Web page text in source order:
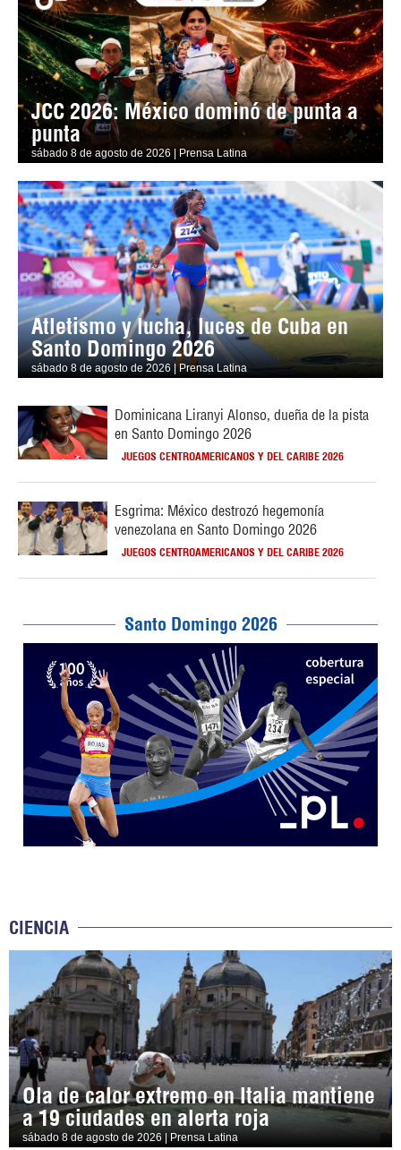
JCC 2026: México dominó de punta a
punta
sábado 8 de agosto de 2026 | Prensa Latina
Atletismo y lucha, luces de Cuba en
Santo Domingo 2026
sábado 8 de agosto de 2026 | Prensa Latina
Dominicana Liranyi Alonso, dueña de la pista
en Santo Domingo 2026
JUEGOS CENTROAMERICANOS Y DEL CARIBE 2026
Esgrima: México destrozó hegemonía
venezolana en Santo Domingo 2026
JUEGOS CENTROAMERICANOS Y DEL CARIBE 2026
Santo Domingo 2026
CIENCIA
Ola de calor extremo en Italia mantiene
a 19 ciudades en alerta roja
sábado 8 de agosto de 2026 | Prensa Latina